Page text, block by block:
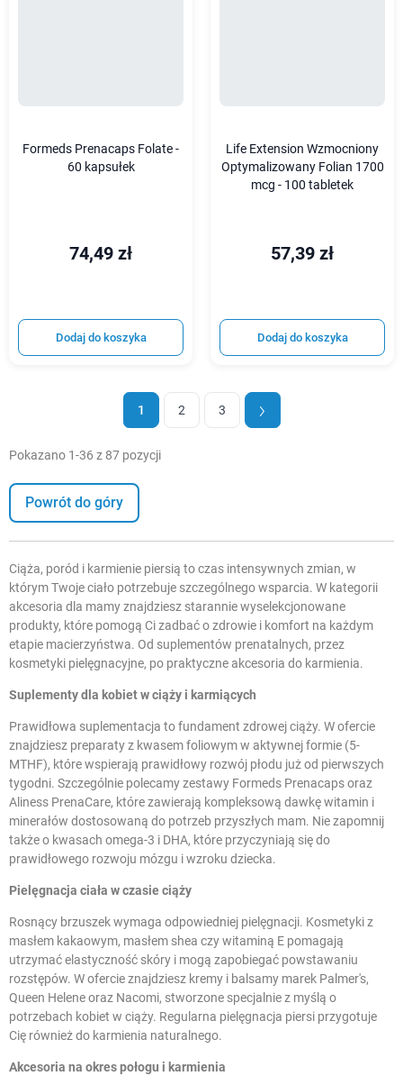
Formeds Prenacaps Folate -
60 kapsułek
74,49 zł
Dodaj do koszyka
Life Extension Wzmocniony
Optymalizowany Folian 1700
mcg - 100 tabletek
57,39 zł
Dodaj do koszyka
1 2 3
Pokazano 1-36 z 87 pozycji
Powrót do góry
Ciąża, poród i karmienie piersią to czas intensywnych zmian, w
którym Twoje ciało potrzebuje szczególnego wsparcia. W kategorii
akcesoria dla mamy znajdziesz starannie wyselekcjonowane
produkty, które pomogą Ci zadbać o zdrowie i komfort na każdym
etapie macierzyństwa. Od suplementów prenatalnych, przez
kosmetyki pielęgnacyjne, po praktyczne akcesoria do karmienia.
Suplementy dla kobiet w ciąży i karmiących
Prawidłowa suplementacja to fundament zdrowej ciąży. W ofercie
znajdziesz preparaty z kwasem foliowym w aktywnej formie (5-
MTHF), które wspierają prawidłowy rozwój płodu już od pierwszych
tygodni. Szczególnie polecamy zestawy Formeds Prenacaps oraz
Aliness PrenaCare, które zawierają kompleksową dawkę witamin i
minerałów dostosowaną do potrzeb przyszłych mam. Nie zapomnij
także o kwasach omega-3 i DHA, które przyczyniają się do
prawidłowego rozwoju mózgu i wzroku dziecka.
Pielęgnacja ciała w czasie ciąży
Rosnący brzuszek wymaga odpowiedniej pielęgnacji. Kosmetyki z
masłem kakaowym, masłem shea czy witaminą E pomagają
utrzymać elastyczność skóry i mogą zapobiegać powstawaniu
rozstępów. W ofercie znajdziesz kremy i balsamy marek Palmer's,
Queen Helene oraz Nacomi, stworzone specjalnie z myślą o
potrzebach kobiet w ciąży. Regularna pielęgnacja piersi przygotuje
Cię również do karmienia naturalnego.
Akcesoria na okres połogu i karmienia